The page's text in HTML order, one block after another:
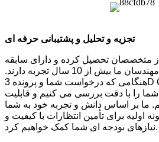
تجزیه و تحلیل و پشتیبانی حرفه ای
متخصصان تحصیل کرده و دارای سابقه
ساخت است. بیشتر مهندسان ما بیش از 10 سال تجربه دارند.
هنگامی که درخواست شما و پرونده 3D CAD شما را دریافت
را با دقت بررسی می کنیم و قابلیت
ما بر اساس دانش و تجربه خود به شما
اولیه برای تأمین انتظارات با کیفیت و
نیازهای بودجه ای شما کمک خواهیم کرد.